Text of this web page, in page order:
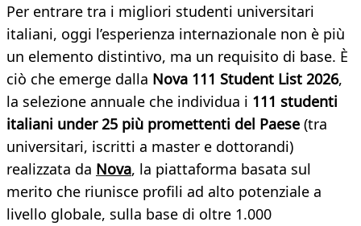
Per entrare tra i migliori studenti universitari
italiani, oggi l’esperienza internazionale non è più
un elemento distintivo, ma un requisito di base. È
ciò che emerge dalla Nova 111 Student List 2026,
la selezione annuale che individua i 111 studenti
italiani under 25 più promettenti del Paese (tra
universitari, iscritti a master e dottorandi)
realizzata da Nova, la piattaforma basata sul
merito che riunisce profili ad alto potenziale a
livello globale, sulla base di oltre 1.000